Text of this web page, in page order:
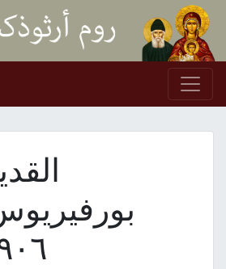
Skip to content
Main Navigation
١٩٠٦-